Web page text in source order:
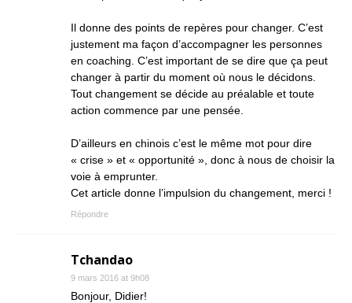
Il donne des points de repères pour changer. C’est
justement ma façon d’accompagner les personnes
en coaching. C’est important de se dire que ça peut
changer à partir du moment où nous le décidons.
Tout changement se décide au préalable et toute
action commence par une pensée.
D’ailleurs en chinois c’est le même mot pour dire
« crise » et « opportunité », donc à nous de choisir la
voie à emprunter.
Cet article donne l’impulsion du changement, merci !
Répondre
Tchandao
9 mars 2016 at 9h08
Bonjour, Didier!